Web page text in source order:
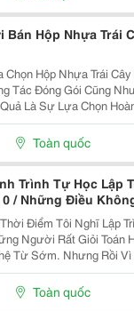
Bán Hộp Nhựa Trái
Chọn Hộp Nhựa Trái
Tác Đóng Gói Cũng
Là Sự Lựa Chọn
Kinh Doanh. Hộp
Một Sản Phẩm Chỉnh
Bảo Chất...
Toàn quốc
Trình Tự Học Lập
0 / Những Điều
Điểm Tôi Nghĩ Lập
Người Rất Giỏi Toán
Từ Sớm. Nhưng Rồi Vì
Một Kỹ Năng Mới, Tôi
Có Khóa Học Đắt
Chỉ...
Toàn quốc